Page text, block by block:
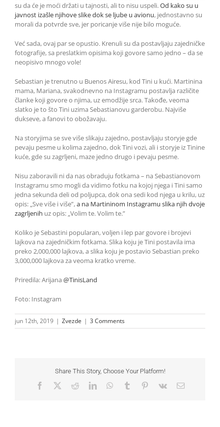
su da će je moći držati u tajnosti, ali to nisu uspeli.Od kako su u
javnost izašle njihove slike dok se ljube u avionu, jednostavno su
morali da potvrde sve, jer poricanje više nije bilo moguće.
Već sada, ovaj par se opustio. Krenuli su da postavljaju zajedničke
fotografije, sa preslatkim opisima koji govore samo jedno – da se
neopisivo mnogo vole!
Sebastian je trenutno u Buenos Airesu, kod Tini u kući. Martinina
mama, Mariana, svakodnevno na Instagramu postavlja različite
članke koji govore o njima, uz emodžije srca. Takođe, veoma
slatko je to što Tini uzima Sebastianovu garderobu. Najviše
dukseve, a fanovi to obožavaju.
Na storyjima se sve više slikaju zajedno, postavljaju storyje gde
pevaju pesme u kolima zajedno, dok Tini vozi, ali i storyje iz Tinine
kuće, gde su zagrljeni, maze jedno drugo i pevaju pesme.
Nisu zaboravili ni da nas obraduju fotkama – na Sebastianovom
Instagramu smo mogli da vidimo fotku na kojoj njega i Tini samo
jedna sekunda deli od poljupca, dok ona sedi kod njega u krilu, uz
opis: „Sve više i više”,a na Martininom Instagramu slika njih dvoje
zagrljenih uz opis: „Volim te. Volim te.”
Koliko je Sebastini popularan, voljen i lep par govore i brojevi
lajkova na zajedničkim fotkama. Slika koju je Tini postavila ima
preko 2,000,000 lajkova, a slika koju je postavio Sebastian preko
3,000,000 lajkova za veoma kratko vreme.
Priredila: Arijana @TinisLand
Foto: Instagram
jun 12th, 2019 | Zvezde | 3 Comments
Share This Story, Choose Your Platform!
Facebook RedditLinkedInWhatsApp
Tumblr Pinterest
Vk Email